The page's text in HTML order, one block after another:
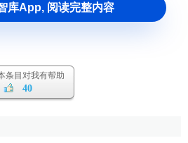
下去了，并会迅速
库App, 阅读完整内容
条目对我有帮助
40